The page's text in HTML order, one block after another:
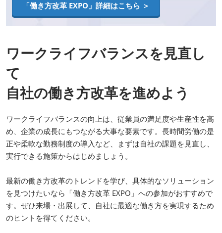
「働き方改革 EXPO」詳細はこちら ＞
ワークライフバランスを見直し
て
自社の働き方改革を進めよう
ワークライフバランスの向上は、従業員の満足度や生産性を高
め、企業の成長にもつながる大事な要素です。長時間労働の是
正や柔軟な勤務制度の導入など、まずは自社の課題を見直し、
実行できる施策からはじめましょう。
最新の働き方改革のトレンドを学び、具体的なソリューション
を見つけたいなら「働き方改革 EXPO」への参加がおすすめで
す。ぜひ来場・出展して、自社に最適な働き方を実現するため
のヒントを得てください。